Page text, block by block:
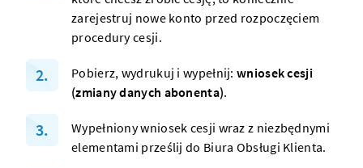
zarejestruj nowe konto przed rozpoczęciem
procedury cesji.
Pobierz, wydrukuj i wypełnij: wniosek cesji
(zmiany danych abonenta).
Wypełniony wniosek cesji wraz z niezbędnymi
elementami prześlij do Biura Obsługi Klienta.